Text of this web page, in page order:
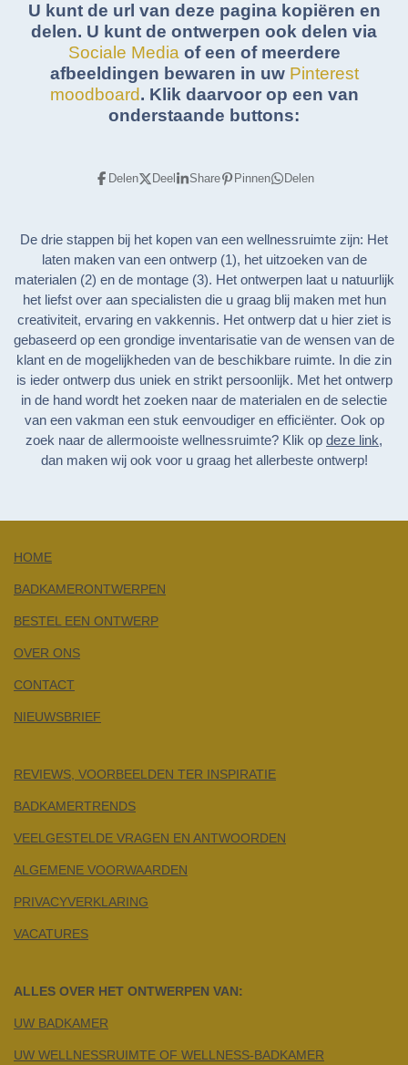
U kunt de url van deze pagina kopiëren en
delen. U kunt de ontwerpen ook delen via
Sociale Media of een of meerdere
afbeeldingen bewaren in uw Pinterest
moodboard. Klik daarvoor op een van
onderstaande buttons:
Delen Deel Share Pinnen Delen
De drie stappen bij het kopen van een wellnessruimte zijn: Het
laten maken van een ontwerp (1), het uitzoeken van de
materialen (2) en de montage (3). Het ontwerpen laat u natuurlijk
het liefst over aan specialisten die u graag blij maken met hun
creativiteit, ervaring en vakkennis. Het ontwerp dat u hier ziet is
gebaseerd op een grondige inventarisatie van de wensen van de
klant en de mogelijkheden van de beschikbare ruimte. In die zin
is ieder ontwerp dus uniek en strikt persoonlijk. Met het ontwerp
in de hand wordt het zoeken naar de materialen en de selectie
van een vakman een stuk eenvoudiger en efficiënter. Ook op
zoek naar de allermooiste wellnessruimte? Klik op deze link,
dan maken wij ook voor u graag het allerbeste ontwerp!
HOME
BADKAMERONTWERPEN
BESTEL EEN ONTWERP
OVER ONS
CONTACT
NIEUWSBRIEF
REVIEWS, VOORBEELDEN TER INSPIRATIE
BADKAMERTRENDS
VEELGESTELDE VRAGEN EN ANTWOORDEN
ALGEMENE VOORWAARDEN
PRIVACYVERKLARING
VACATURES
ALLES OVER HET ONTWERPEN VAN:
UW BADKAMER
UW WELLNESSRUIMTE OF WELLNESS-BADKAMER